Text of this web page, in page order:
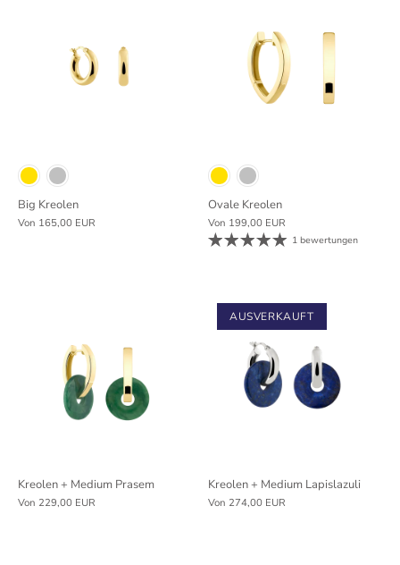
Big Kreolen
Von 165,00 EUR
Ovale Kreolen
Von 199,00 EUR
1 bewertungen
Kreolen + Medium Prasem
Von 229,00 EUR
AUSVERKAUFT
Kreolen + Medium Lapislazuli
Von 274,00 EUR